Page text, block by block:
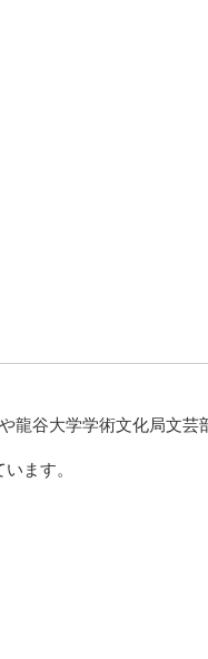
龍谷大学学術文化局文
ます。